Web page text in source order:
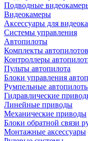
Подводные
Видеокамеры
Аксессуары для
Системы управления
Автопилоты
Комплекты автопилотов
Контроллеры
Пульты автопилота
Блоки управления
Румпельные
Гидравлические
Линейные приводы
Механические приводы
Блоки обратной связи
Монтажные аксессуары